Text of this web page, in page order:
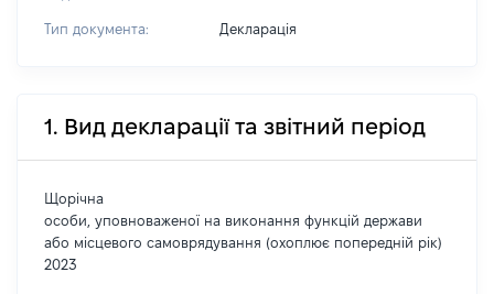
Тип документа: Декларація
1. Вид декларації та звітний період
Щорічна
особи, уповноваженої на виконання функцій держави
або місцевого самоврядування (охоплює попередній рік)
2023